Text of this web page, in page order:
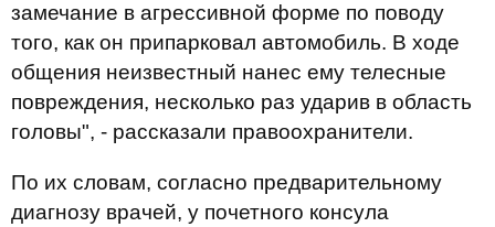
замечание в агрессивной форме по поводу
того, как он припарковал автомобиль. В ходе
общения неизвестный нанес ему телесные
повреждения, несколько раз ударив в область
головы", - рассказали правоохранители.
По их словам, согласно предварительному
диагнозу врачей, у почетного консула